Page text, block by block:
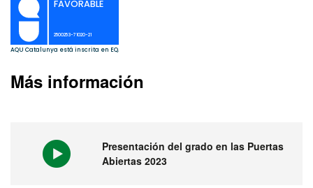
Más información
Presentación del grado en las Puertas
Abiertas 2023